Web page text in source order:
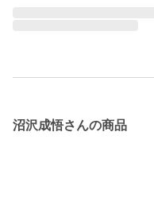
沼沢成悟さんの商品